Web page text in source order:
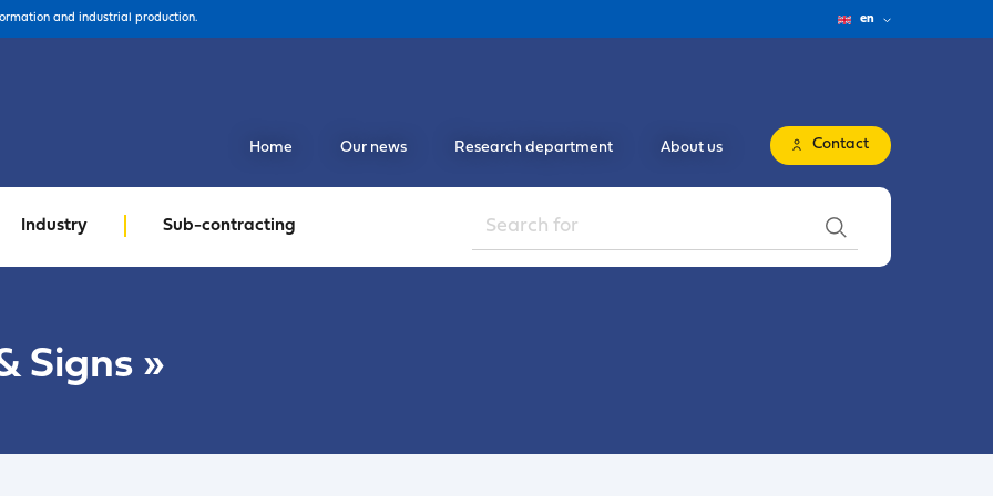
and industrial production. en
Industry Sub-contracting
Home Our news Research department About us Contact
Signs »